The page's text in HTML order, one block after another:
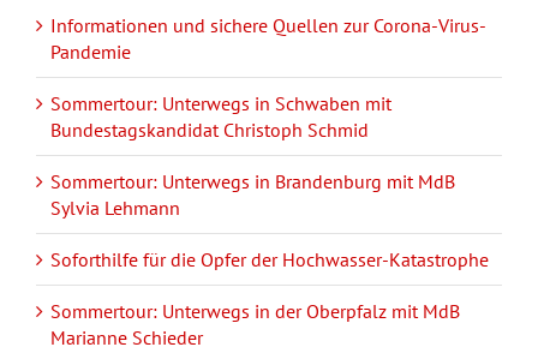
Informationen und sichere Quellen zur Corona-Virus-
Pandemie
Sommertour: Unterwegs in Schwaben mit
Bundestagskandidat Christoph Schmid
Sommertour: Unterwegs in Brandenburg mit MdB
Sylvia Lehmann
Soforthilfe für die Opfer der Hochwasser-Katastrophe
Sommertour: Unterwegs in der Oberpfalz mit MdB
Marianne Schieder